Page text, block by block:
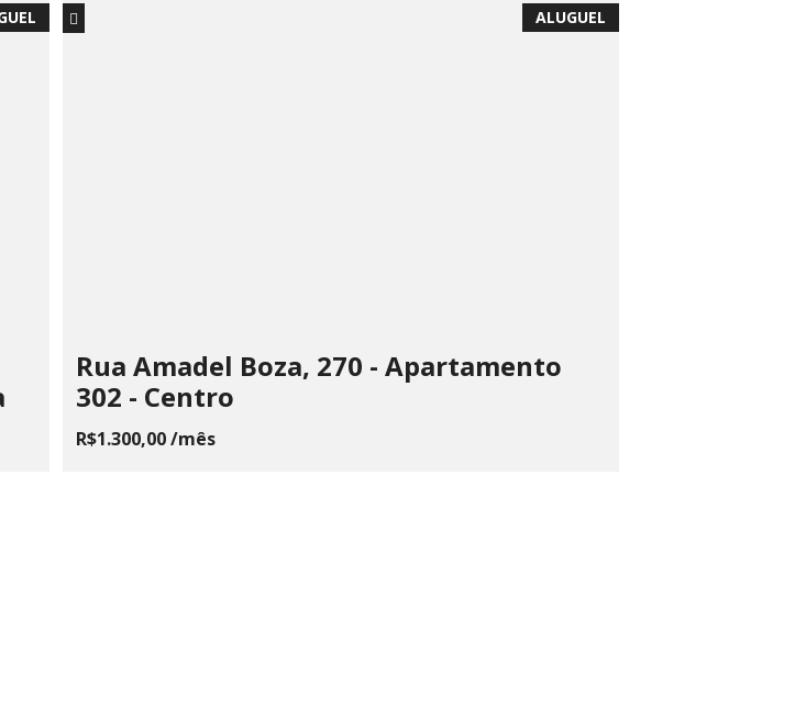
ALUGUEL
Rua Amadel Boza, 270 - Apartamento
302 - Centro
R$1.300,00 /mês